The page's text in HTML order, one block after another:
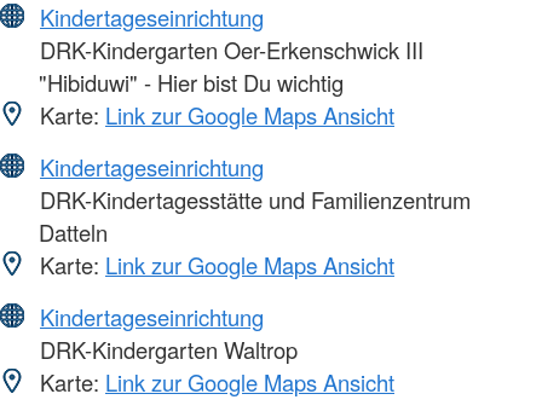
Kindertageseinrichtung
DRK-Kindergarten Oer-Erkenschwick III
"Hibiduwi" - Hier bist Du wichtig
Karte: Link zur Google Maps Ansicht
Kindertageseinrichtung
DRK-Kindertagesstätte und Familienzentrum
Datteln
Karte: Link zur Google Maps Ansicht
Kindertageseinrichtung
DRK-Kindergarten Waltrop
Karte: Link zur Google Maps Ansicht